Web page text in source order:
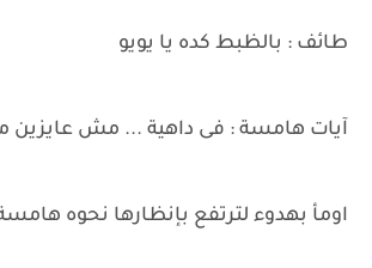
طائف : بالظبط كده يا يويو
آيات هامسة : فى داهية ... مش عايزين
اومأ بهدوء لترتفع بإنظارها نحوه